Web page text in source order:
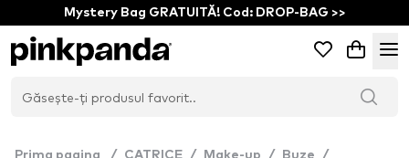
Mystery Bag GRATUITĂ! Cod: DROP-BAG >>
Prima pagina / CATRICE / Make-up / Buze
/